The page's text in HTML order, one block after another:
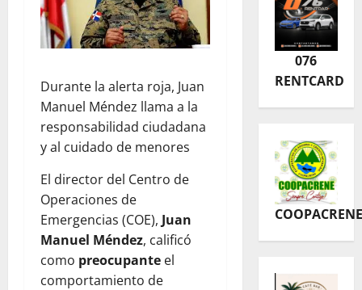
Durante la alerta roja, Juan
Manuel Méndez llama a la
responsabilidad ciudadana
y al cuidado de menores
El director del Centro de
Operaciones de
Emergencias (COE), Juan
Manuel Méndez, calificó
como preocupante el
comportamiento de
076
RENTCARD
COOPACRENE